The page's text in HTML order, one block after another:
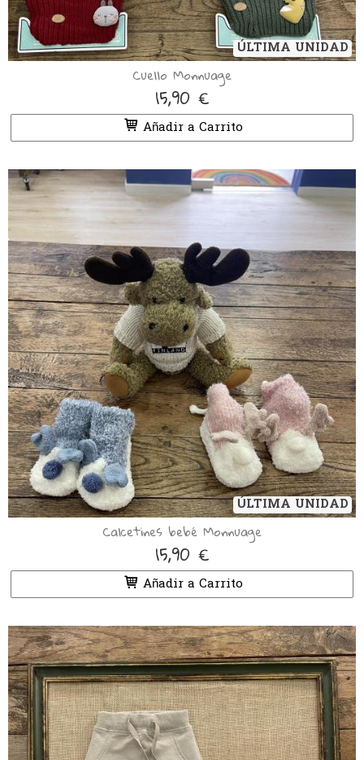
ÚLTIMA UNIDAD
Cuello Monnuage
15,90 €
Añadir a Carrito
ÚLTIMA UNIDAD
Calcetines bebé Monnuage
15,90 €
Añadir a Carrito